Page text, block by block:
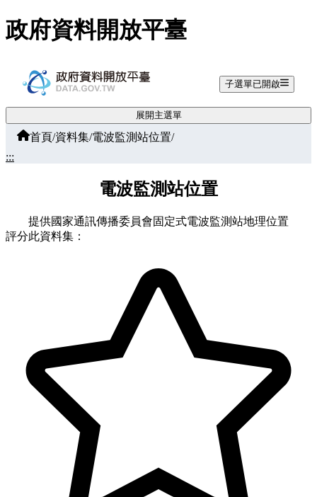
跳至主要內容
政府資料開放平臺
子選單已開啟
展開主選單
首頁/資料集/電波監測站位置/
:::
電波監測站位置
提供國家通訊傳播委員會固定式電波監測站地理位置
評分此資料集：